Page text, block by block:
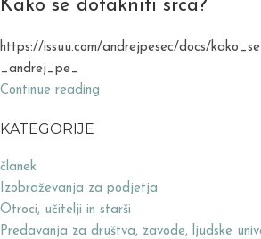
Kako se dotakniti srca?
https://issuu.com/andrejpesec/docs/
_andrej_pe_
Continue reading
KATEGORIJE
članek
Izobraževanja za podjetja
Otroci, učitelji in starši
Predavanja za društva, zavode, ljudske